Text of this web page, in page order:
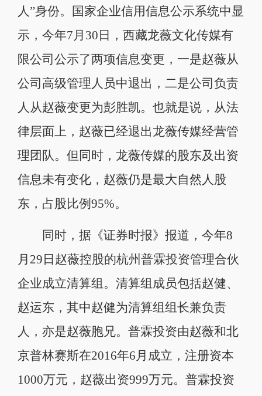
人”身份。国家企业信用信息公示系统中显
示，今年7月30日，西藏龙薇文化传媒有
限公司公示了两项信息变更，一是赵薇从
公司高级管理人员中退出，二是公司负责
人从赵薇变更为彭胜凯。也就是说，从法
律层面上，赵薇已经退出龙薇传媒经营管
理团队。但同时，龙薇传媒的股东及出资
信息未有变化，赵薇仍是最大自然人股
东，占股比例95%。
同时，据《证券时报》报道，今年8
月29日赵薇控股的杭州普霖投资管理合伙
企业成立清算组。清算组成员包括赵健、
赵运东，其中赵健为清算组组长兼负责
人，亦是赵薇胞兄。普霖投资由赵薇和北
京普林赛斯在2016年6月成立，注册资本
1000万元，赵薇出资999万元。普霖投资